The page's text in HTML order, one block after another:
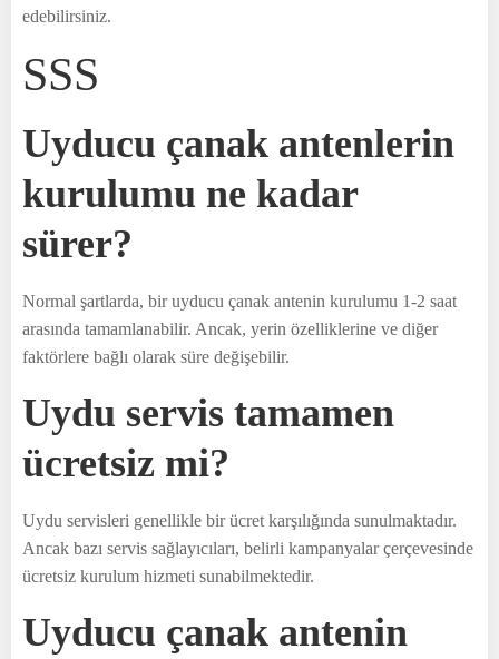
edebilirsiniz.
SSS
Uyducu çanak antenlerin
kurulumu ne kadar
sürer?
Normal şartlarda, bir uyducu çanak antenin kurulumu 1-2 saat
arasında tamamlanabilir. Ancak, yerin özelliklerine ve diğer
faktörlere bağlı olarak süre değişebilir.
Uydu servis tamamen
ücretsiz mi?
Uydu servisleri genellikle bir ücret karşılığında sunulmaktadır.
Ancak bazı servis sağlayıcıları, belirli kampanyalar çerçevesinde
ücretsiz kurulum hizmeti sunabilmektedir.
Uyducu çanak antenin